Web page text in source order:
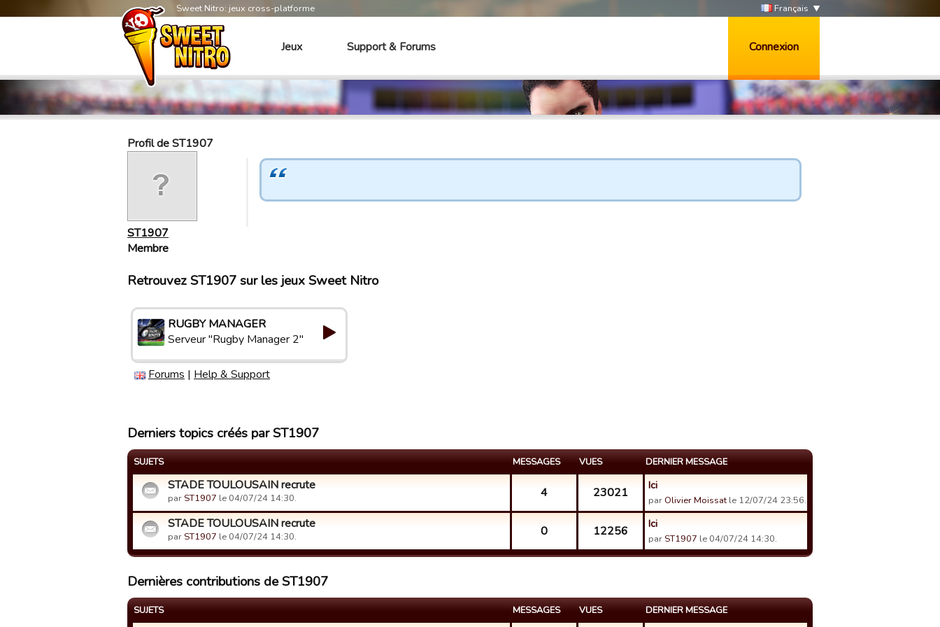
Sweet Nitro: jeux cross-platforme Français
Jeux Support & Forums Connexion
Profil de ST1907
ST1907
Membre
Retrouvez ST1907 sur les jeux Sweet Nitro
RUGBY MANAGER
Serveur "Rugby Manager 2"
Forums | Help & Support
Derniers topics créés par ST1907
SUJETS MESSAGES VUES DERNIER MESSAGE
STADE TOULOUSAIN recrute
par ST1907 le 04/07/24 14:30. 4 23021 Ici
par Olivier Moissatle 12/07/24 23:56.
STADE TOULOUSAIN recrute
par ST1907 le 04/07/24 14:30. 0 12256 Ici
par ST1907 le 04/07/24 14:30.
Dernières contributions de ST1907
SUJETS MESSAGES VUES DERNIER MESSAGE